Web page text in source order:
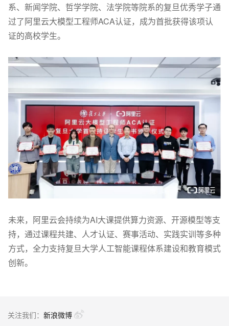
系、新闻学院、哲学学院、法学院等院系的复旦优秀学子通
过了阿里云大模型工程师ACA认证，成为首批获得该项认
证的高校学生。
未来，阿里云会持续为AI大课提供算力资源、开源模型等支
持，通过课程共建、人才认证、赛事活动、实践实训等多种
方式，全力支持复旦大学人工智能课程体系建设和教育模式
创新。